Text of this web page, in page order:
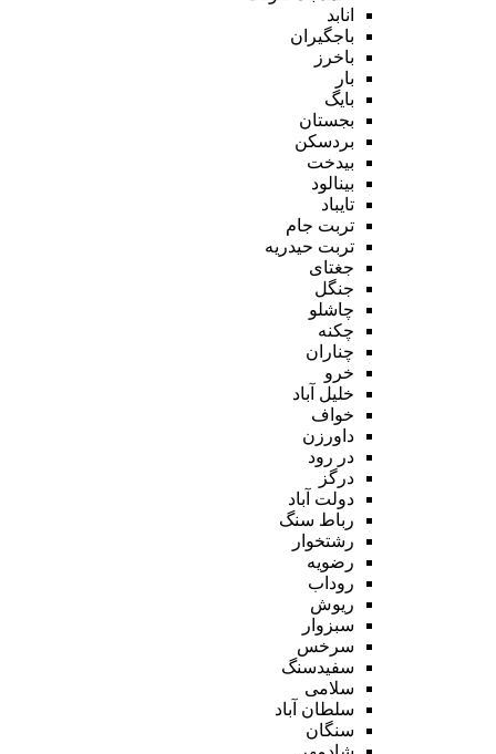
انابد
باجگیران
باخرز
بار
بایگ
بجستان
بردسکن
بیدخت
بینالود
تایباد
تربت جام
تربت حیدریه
جغتای
جنگل
چاشلو
چکنه
چناران
خرو
خلیل آباد
خواف
داورزن
در رود
درگز
دولت آباد
رباط سنگ
رشتخوار
رضویه
روداب
ریوش
سبزوار
سرخس
سفیدسنگ
سلامی
سلطان آباد
سنگان